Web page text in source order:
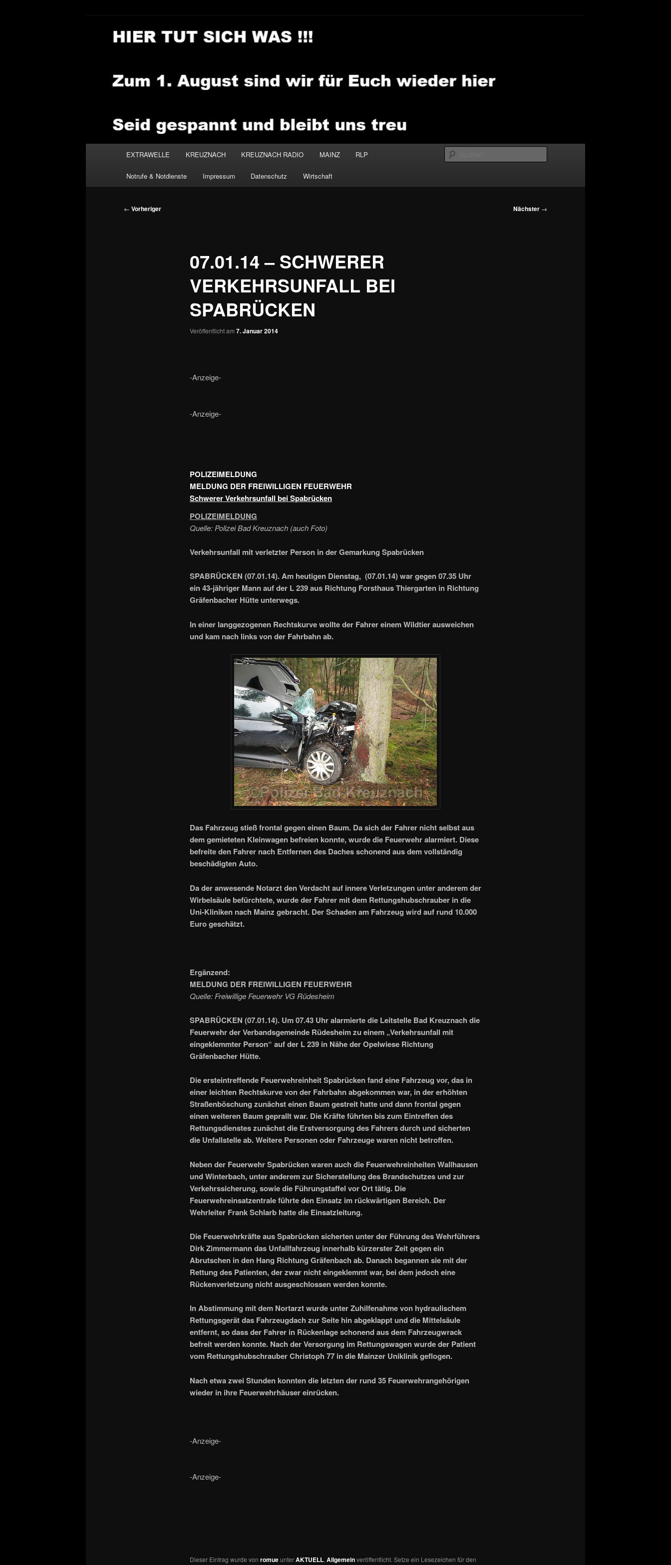
EXTRAWELLE KREUZNACH KREUZNACH RADIO MAINZ RLP
Notrufe & Notdienste Impressum Datenschutz Wirtschaft
Beitragsnavigation
← Vorheriger Nächster →
07.01.14 – SCHWERER
VERKEHRSUNFALL BEI
SPABRÜCKEN
Veröffentlicht am 7. Januar 2014
-Anzeige-
-Anzeige-
POLIZEIMELDUNG
MELDUNG DER FREIWILLIGEN FEUERWEHR
Schwerer Verkehrsunfall bei Spabrücken
POLIZEIMELDUNG
Quelle: Polizei Bad Kreuznach (auch Foto)
Verkehrsunfall mit verletzter Person in der Gemarkung Spabrücken
SPABRÜCKEN (07.01.14). Am heutigen Dienstag, (07.01.14) war gegen 07.35 Uhr
ein 43-jähriger Mann auf der L 239 aus Richtung Forsthaus Thiergarten in Richtung
Gräfenbacher Hütte unterwegs.
In einer langgezogenen Rechtskurve wollte der Fahrer einem Wildtier ausweichen
und kam nach links von der Fahrbahn ab.
Das Fahrzeug stieß frontal gegen einen Baum. Da sich der Fahrer nicht selbst aus
dem gemieteten Kleinwagen befreien konnte, wurde die Feuerwehr alarmiert. Diese
befreite den Fahrer nach Entfernen des Daches schonend aus dem vollständig
beschädigten Auto.
Da der anwesende Notarzt den Verdacht auf innere Verletzungen unter anderem der
Wirbelsäule befürchtete, wurde der Fahrer mit dem Rettungshubschrauber in die
Uni-Kliniken nach Mainz gebracht. Der Schaden am Fahrzeug wird auf rund 10.000
Euro geschätzt.
Ergänzend:
MELDUNG DER FREIWILLIGEN FEUERWEHR
Quelle: Freiwillige Feuerwehr VG Rüdesheim
SPABRÜCKEN (07.01.14). Um 07.43 Uhr alarmierte die Leitstelle Bad Kreuznach die
Feuerwehr der Verbandsgemeinde Rüdesheim zu einem „Verkehrsunfall mit
eingeklemmter Person“ auf der L 239 in Nähe der Opelwiese Richtung
Gräfenbacher Hütte.
Die ersteintreffende Feuerwehreinheit Spabrücken fand eine Fahrzeug vor, das in
einer leichten Rechtskurve von der Fahrbahn abgekommen war, in der erhöhten
Straßenböschung zunächst einen Baum gestreit hatte und dann frontal gegen
einen weiteren Baum geprallt war. Die Kräfte führten bis zum Eintreffen des
Rettungsdienstes zunächst die Erstversorgung des Fahrers durch und sicherten
die Unfallstelle ab. Weitere Personen oder Fahrzeuge waren nicht betroffen.
Neben der Feuerwehr Spabrücken waren auch die Feuerwehreinheiten Wallhausen
und Winterbach, unter anderem zur Sicherstellung des Brandschutzes und zur
Verkehrssicherung, sowie die Führungstaffel vor Ort tätig. Die
Feuerwehreinsatzentrale führte den Einsatz im rückwärtigen Bereich. Der
Wehrleiter Frank Schlarb hatte die Einsatzleitung.
Die Feuerwehrkräfte aus Spabrücken sicherten unter der Führung des Wehrführers
Dirk Zimmermann das Unfallfahrzeug innerhalb kürzerster Zeit gegen ein
Abrutschen in den Hang Richtung Gräfenbach ab. Danach begannen sie mit der
Rettung des Patienten, der zwar nicht eingeklemmt war, bei dem jedoch eine
Rückenverletzung nicht ausgeschlossen werden konnte.
In Abstimmung mit dem Nortarzt wurde unter Zuhilfenahme von hydraulischem
Rettungsgerät das Fahrzeugdach zur Seite hin abgeklappt und die Mittelsäule
entfernt, so dass der Fahrer in Rückenlage schonend aus dem Fahrzeugwrack
befreit werden konnte. Nach der Versorgung im Rettungswagen wurde der Patient
vom Rettungshubschrauber Christoph 77 in die Mainzer Uniklinik geflogen.
Nach etwa zwei Stunden konnten die letzten der rund 35 Feuerwehrangehörigen
wieder in ihre Feuerwehrhäuser einrücken.
-Anzeige-
-Anzeige-
Dieser Eintrag wurde von romueunterAKTUELL, Allgemeinveröffentlicht. Setze ein Lesezeichen für den